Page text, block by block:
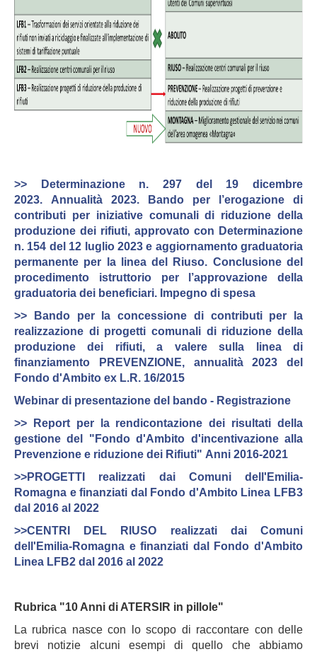
>> Determinazione n. 297 del 19 dicembre
2023. Annualità 2023. Bando per l’erogazione di
contributi per iniziative comunali di riduzione della
produzione dei rifiuti, approvato con Determinazione
n. 154 del 12 luglio 2023 e aggiornamento graduatoria
permanente per la linea del Riuso. Conclusione del
procedimento istruttorio per l’approvazione della
graduatoria dei beneficiari. Impegno di spesa
>> Bando per la concessione di contributi per la
realizzazione di progetti comunali di riduzione della
produzione dei rifiuti, a valere sulla linea di
finanziamento PREVENZIONE, annualità 2023 del
Fondo d'Ambito ex L.R. 16/2015
Webinar di presentazione del bando - Registrazione
>> Report per la rendicontazione dei risultati della
gestione del "Fondo d'Ambito d'incentivazione alla
Prevenzione e riduzione dei Rifiuti" Anni 2016-2021
>>PROGETTI realizzati dai Comuni dell'Emilia-
Romagna e finanziati dal Fondo d'Ambito Linea LFB3
dal 2016 al 2022
>>CENTRI DEL RIUSO realizzati dai Comuni
dell'Emilia-Romagna e finanziati dal Fondo d'Ambito
Linea LFB2 dal 2016 al 2022
Rubrica "10 Anni di ATERSIR in pillole"
La rubrica nasce con lo scopo di raccontare con delle
brevi notizie alcuni esempi di quello che abbiamo